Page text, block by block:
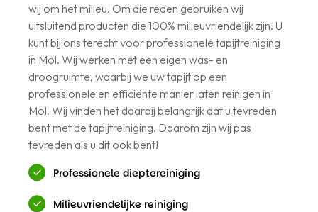
wij om het milieu. Om die reden gebruiken wij
uitsluitend producten die 100% milieuvriendelijk zijn. U
kunt bij ons terecht voor professionele tapijtreiniging
in Mol. Wij werken met een eigen was- en
droogruimte, waarbij we uw tapijt op een
professionele en efficiënte manier laten reinigen in
Mol. Wij vinden het daarbij belangrijk dat u tevreden
bent met de tapijtreiniging. Daarom zijn wij pas
tevreden als u dit ook bent!
Professionele dieptereiniging
Milieuvriendelijke reiniging